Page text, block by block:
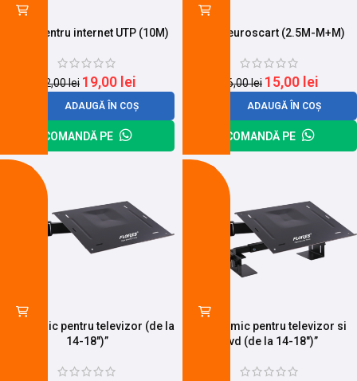
Cablu pentru internet UTP (10M)
22,00lei 19,00 lei
ADAUGĂ ÎN COȘ
COMANDĂ PE
Cablu euroscart (2.5M-M+M)
16,00lei 15,00 lei
ADAUGĂ ÎN COȘ
COMANDĂ PE
Suport mic pentru televizor (de la
14-18″)”
Suport mic pentru televizor si
dvd (de la 14-18″)”